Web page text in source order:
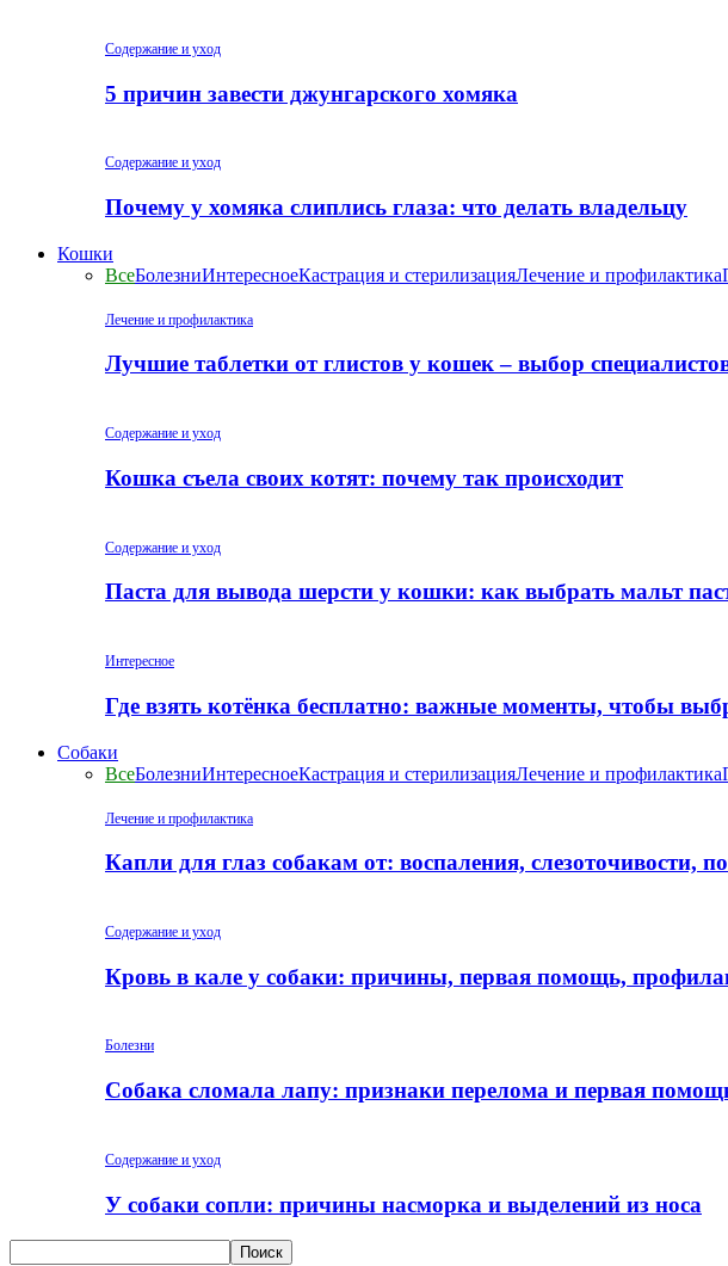
Содержание и уход
5 причин завести джунгарского хомяка
Содержание и уход
Почему у хомяка слиплись глаза: что делать владельцу
Кошки
ВсеБолезниИнтересноеКастрация и стерилизацияЛечение и профилактика
Лечение и профилактика
Лучшие таблетки от глистов у кошек – выбор
Содержание и уход
Кошка съела своих котят: почему так происходит
Содержание и уход
Паста для вывода шерсти у кошки: как выбрать мальт
Интересное
Где взять котёнка бесплатно: важные моменты, чтобы
Собаки
ВсеБолезниИнтересноеКастрация и стерилизацияЛечение и профилактика
Лечение и профилактика
Капли для глаз собакам от: воспаления, слезоточивости,
Содержание и уход
Кровь в кале у собаки: причины, первая помощь,
Болезни
Собака сломала лапу: признаки перелома и первая
Содержание и уход
У собаки сопли: причины насморка и выделений из носа